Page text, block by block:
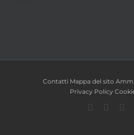
Contatti Mappa del sito
Privacy Policy
Facebook
Twitter